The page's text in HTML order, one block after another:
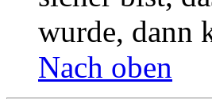
wurde, dann
Nach oben